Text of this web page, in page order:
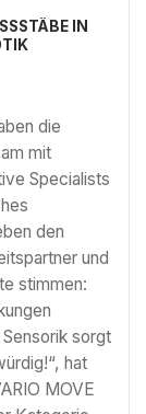
IN
die
mit
Specialists
den
und
stimmen:
sorgt
hat
MOVE